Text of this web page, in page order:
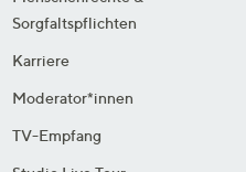
Sorgfaltspflichten
Karriere
Moderator*innen
TV-Empfang